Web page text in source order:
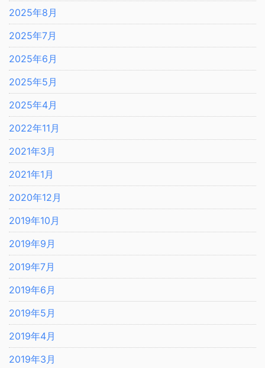
2025年8月
2025年7月
2025年6月
2025年5月
2025年4月
2022年11月
2021年3月
2021年1月
2020年12月
2019年10月
2019年9月
2019年7月
2019年6月
2019年5月
2019年4月
2019年3月